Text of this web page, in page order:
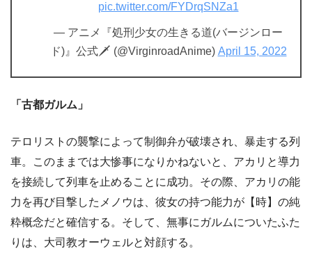
pic.twitter.com/FYDrqSNZa1
— アニメ『処刑少女の生きる道(バージンロー
ド)』公式🗡 (@VirginroadAnime) April 15, 2022
「古都ガルム」
テロリストの襲撃によって制御弁が破壊され、暴走する列
車。このままでは大惨事になりかねないと、アカリと導力
を接続して列車を止めることに成功。その際、アカリの能
力を再び目撃したメノウは、彼女の持つ能力が【時】の純
粋概念だと確信する。そして、無事にガルムについたふた
りは、大司教オーウェルと対顔する。